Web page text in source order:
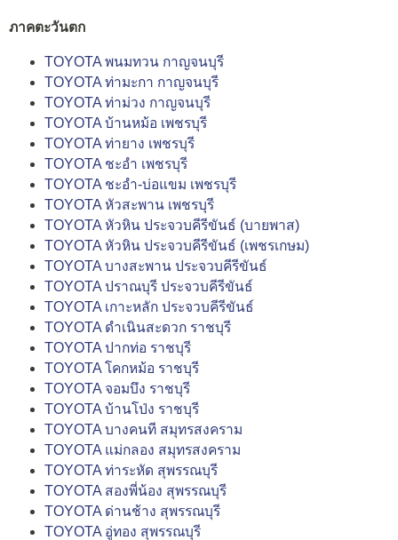
ภาคตะวันตก
TOYOTA พนมทวน กาญจนบุรี
TOYOTA ท่ามะกา กาญจนบุรี
TOYOTA ท่าม่วง กาญจนบุรี
TOYOTA บ้านหม้อ เพชรบุรี
TOYOTA ท่ายาง เพชรบุรี
TOYOTA ชะอำ เพชรบุรี
TOYOTA ชะอำ-บ่อแขม เพชรบุรี
TOYOTA หัวสะพาน เพชรบุรี
TOYOTA หัวหิน ประจวบคีรีขันธ์ (บายพาส)
TOYOTA หัวหิน ประจวบคีรีขันธ์ (เพชรเกษม)
TOYOTA บางสะพาน ประจวบคีรีขันธ์
TOYOTA ปราณบุรี ประจวบคีรีขันธ์
TOYOTA เกาะหลัก ประจวบคีรีขันธ์
TOYOTA ดำเนินสะดวก ราชบุรี
TOYOTA ปากท่อ ราชบุรี
TOYOTA โคกหม้อ ราชบุรี
TOYOTA จอมบึง ราชบุรี
TOYOTA บ้านโป่ง ราชบุรี
TOYOTA บางคนที สมุทรสงคราม
TOYOTA แม่กลอง สมุทรสงคราม
TOYOTA ท่าระหัด สุพรรณบุรี
TOYOTA สองพี่น้อง สุพรรณบุรี
TOYOTA ด่านช้าง สุพรรณบุรี
TOYOTA อู่ทอง สุพรรณบุรี